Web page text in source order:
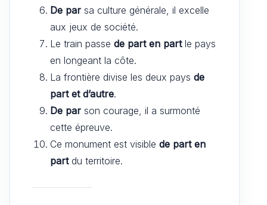
De par sa culture générale, il excelle
aux jeux de société.
Le train passe de part en partle pays
en longeant la côte.
La frontière divise les deux pays de
part et d’autre.
De par son courage, il a surmonté
cette épreuve.
Ce monument est visible de part en
partdu territoire.